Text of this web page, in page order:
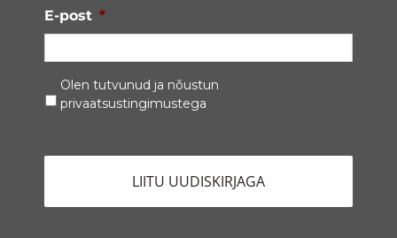
E-post *
Privaatsustingimused *
Olen tutvunud ja nõustun
privaatsustingimustega